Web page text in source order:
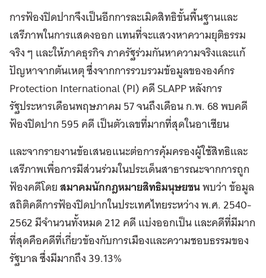
การฟ้องปิดปากจึงเป็นอีกการละเมิดสิทธิขั้นพื้นฐานและ
เสรีภาพในการแสดงออก แทนที่จะแสวงหาความยุติธรรม
จริง ๆ และให้ภาคธุรกิจ ภาครัฐร่วมกันหาความจริงและแก้
ปัญหาจากต้นเหตุ ซึ่งจากการรวบรวมข้อมูลขององค์กร
Protection International (PI) คดี SLAPP หลังการ
รัฐประหารเดือนพฤษภาคม 57 จนถึงเดือน ก.พ. 68 พบคดี
ฟ้องปิดปาก 595 คดี เป็นตัวเลขที่มากที่สุดในอาเซียน
และจากรายงานข้อเสนอแนะต่อการคุ้มครองผู้ใช้สิทธิและ
เสรีภาพเพื่อการมีส่วนร่วมในประเด็นสาธารณะจากการถูก
ฟ้องคดีโดยสมาคมนักกฎหมายสิทธิมนุษยชนพบว่า ข้อมูล
สถิติคดีการฟ้องปิดปากในประเทศไทยระหว่าง พ.ศ. 2540-
2562 มีจำนวนทั้งหมด 212 คดี แบ่งออกเป็น และคดีที่มีมาก
ที่สุดคือคดีที่เกี่ยวข้องกับการเมืองและความชอบธรรมของ
รัฐบาล ซึ่งมีมากถึง 39.13%